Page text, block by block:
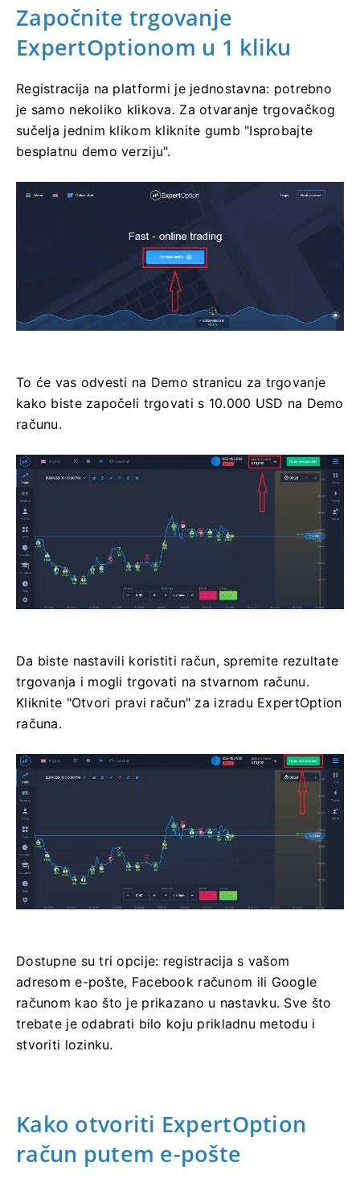
Započnite trgovanje
ExpertOptionom u 1 kliku
Registracija na platformi je jednostavna: potrebno
je samo nekoliko klikova. Za otvaranje trgovačkog
sučelja jednim klikom kliknite gumb "Isprobajte
besplatnu demo verziju".
To će vas odvesti na Demo stranicu za trgovanje
kako biste započeli trgovati s 10.000 USD na Demo
računu.
Da biste nastavili koristiti račun, spremite rezultate
trgovanja i mogli trgovati na stvarnom računu.
Kliknite "Otvori pravi račun" za izradu ExpertOption
računa.
Dostupne su tri opcije: registracija s vašom
adresom e-pošte, Facebook računom ili Google
računom kao što je prikazano u nastavku. Sve što
trebate je odabrati bilo koju prikladnu metodu i
stvoriti lozinku.
Kako otvoriti ExpertOption
račun putem e-pošte